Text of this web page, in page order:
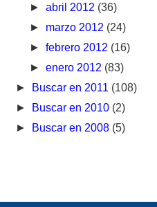
► abril 2012 (36)
► marzo 2012 (24)
► febrero 2012 (16)
► enero 2012 (83)
► Buscar en 2011 (108)
► Buscar en 2010 (2)
► Buscar en 2008 (5)